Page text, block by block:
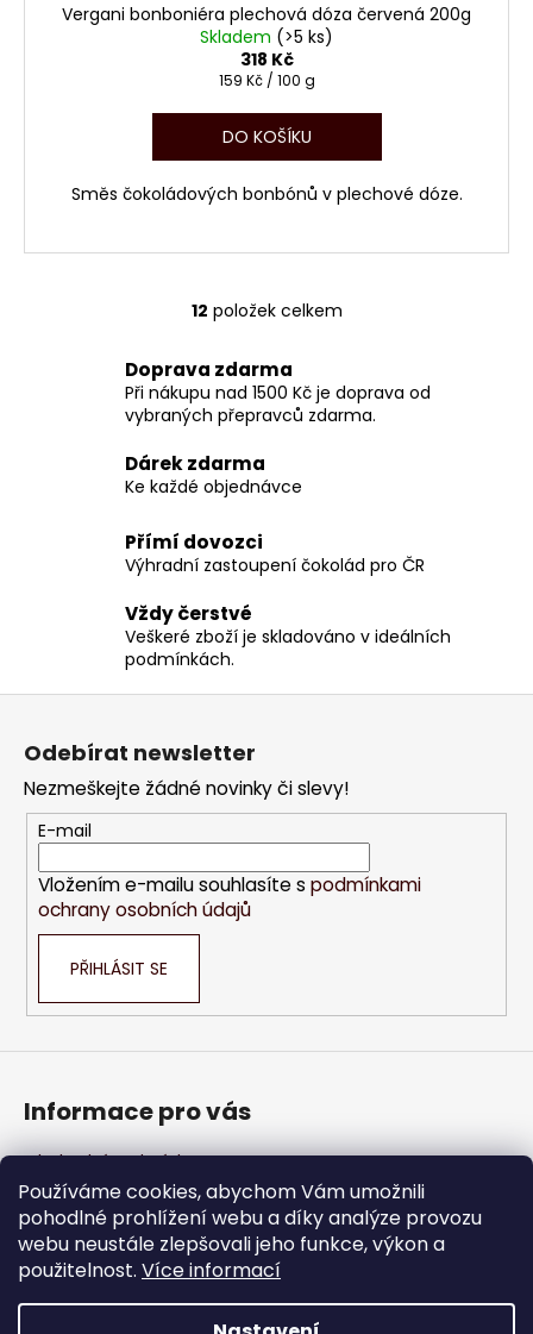
Používáme cookies, abychom Vám umožnili
pohodlné prohlížení webu a díky analýze provozu
webu neustále zlepšovali jeho funkce, výkon a
použitelnost. Více informací
Vergani bonboniéra plechová dóza červená 200g
Skladem (>5 ks)
318 Kč
Měrná
159 Kč / 100 g
DO KOŠÍKU
Směs čokoládových bonbónů v plechové dóze.
O
l
á
d
c
r
y
ý
u
12 položek celkem
Doprava zdarma
Při nákupu nad 1500 Kč je doprava od
vybraných přepravců zdarma.
Dárek zdarma
Ke každé objednávce
Přímí dovozci
Výhradní zastoupení čokolád pro ČR
Vždy čerstvé
Veškeré zboží je skladováno v ideálních
podmínkách.
Z
Odebírat newsletter
Nezmeškejte žádné novinky či slevy!
E-mail
Vložením e-mailu souhlasíte s podmínkami
ochrany osobních údajů
PŘIHLÁSIT SE
Informace pro vás
Obchodní podmínky
Podmínky ochrany osobních údajů
Jak nakupovat
Velkoobchod